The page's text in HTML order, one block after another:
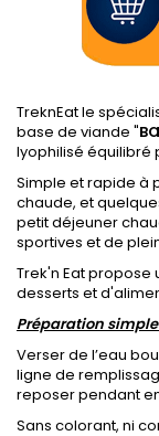
TreknEat le
base de viande "
lyophilisé équilibré
Simple et rapide à
chaude, et
petit déjeuner
sportives et de
Trek'n Eat
desserts et
Préparation
Verser de l’eau
ligne de
reposer pendant
Sans colorant, ni